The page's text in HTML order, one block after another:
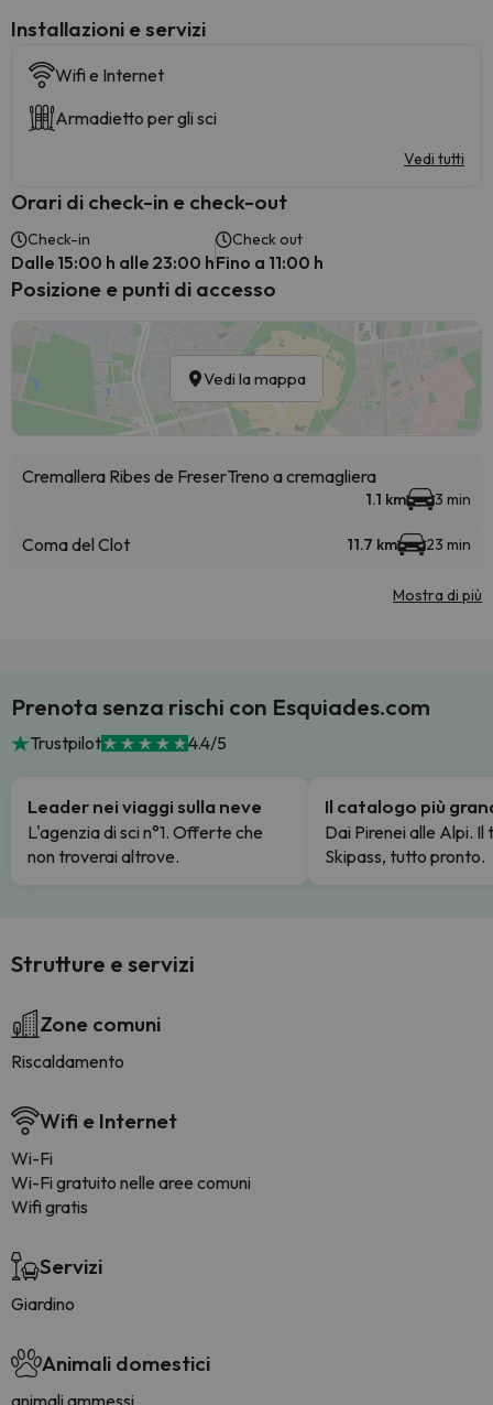
Installazioni e servizi
Wifi e Internet
Armadietto per gli sci
Vedi tutti
Orari di check-in e check-out
Check-in
Dalle 15:00 h alle 23:00 h
Check out
Fino a 11:00 h
Posizione e punti di accesso
Vedi la mappa
Cremallera Ribes de FreserTreno a cremagliera
1.1 km 3 min
Coma del Clot 11.7 km 23 min
Mostra di più
Prenota senza rischi con Esquiades.com
Trustpilot 4.4/5
Leader nei viaggi sulla neve
L'agenzia di sci n°1. Offerte che
non troverai altrove.
Il catalogo più
Dai Pirenei alle Alpi. Il
Skipass, tutto pronto.
Strutture e servizi
Zone comuni
Riscaldamento
Wifi e Internet
Wi-Fi
Wi-Fi gratuito nelle aree comuni
Wifi gratis
Servizi
Giardino
Animali domestici
animali ammessi